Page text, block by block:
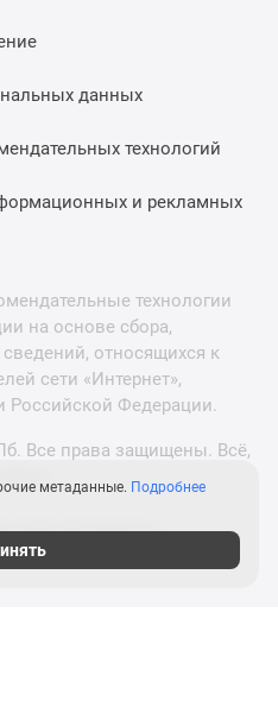
данных
технологий
и рекламных
технологии
на основе сбора,
относящихся к
сети «Интернет»,
Российской Федерации.
Все права защищены. Всё,
области
метаданные. Подробнее